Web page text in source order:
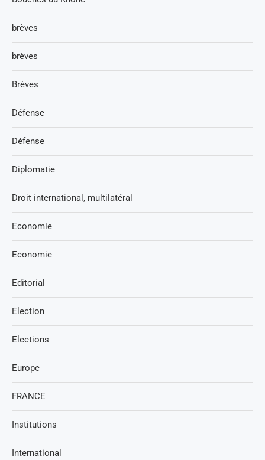
brèves
brèves
Brèves
Défense
Défense
Diplomatie
Droit international, multilatéral
Economie
Economie
Editorial
Election
Elections
Europe
FRANCE
Institutions
International